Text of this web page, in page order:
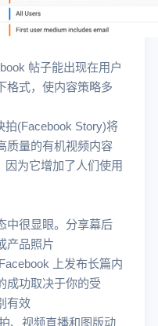
帖子能出现在用户
格式，使内容策略多
拍(Facebook Story)将
质量的有机视频内容
因为它增加了人们使用
中很显眼。分享幕后
产品照片
上发布长篇内
成功取决于你的受
有效
、视频直播和图版动